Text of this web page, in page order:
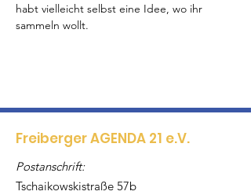
habt vielleicht selbst eine Idee, wo ihr
sammeln wollt.
Freiberger AGENDA 21 e.V.
Postanschrift:
Tschaikowskistraße 57b